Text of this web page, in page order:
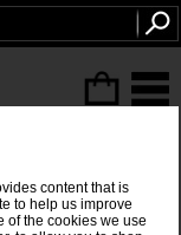
content that is
to help us improve
of the cookies we use